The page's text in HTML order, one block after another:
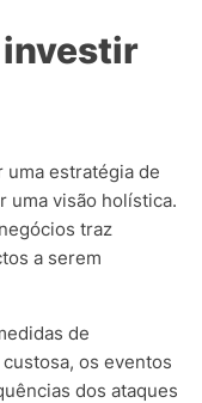
investir
uma estratégia de
uma visão holística.
traz
a serem
de
os eventos
dos ataques